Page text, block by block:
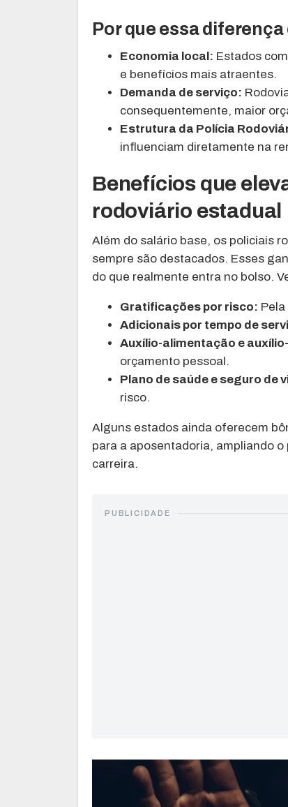
Por que essa
Economia local: Estados
e benefícios mais atraentes.
Demanda de serviço:
consequentemente, maior
Estrutura da Polícia
influenciam diretamente na
Benefícios que
rodoviário estadual
Além do salário base, os policiais
sempre são destacados. Esses
do que realmente entra no bolso.
Gratificações por risco:
Adicionais por tempo de
Auxílio-alimentação e
orçamento pessoal.
Plano de saúde e seguro de
risco.
Alguns estados ainda oferecem
para a aposentadoria, ampliando
carreira.
PUBLICIDADE